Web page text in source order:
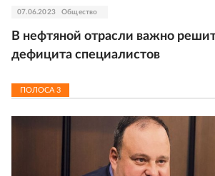
07.06.2023 Общество
В нефтяной отрасли важно
дефицита специалистов
ПОЛОСА 3